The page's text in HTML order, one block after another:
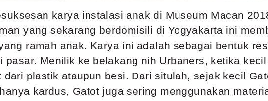
karya instalasi anak di Museum Macan
yang sekarang berdomisili di Yogyakarta ini
ramah anak. Karya ini adalah sebagai bentuk
pasar. Menilik ke belakang nih Urbaners, ketika
dari plastik ataupun besi. Dari situlah, sejak kecil
kardus, Gatot juga sering menggunakan